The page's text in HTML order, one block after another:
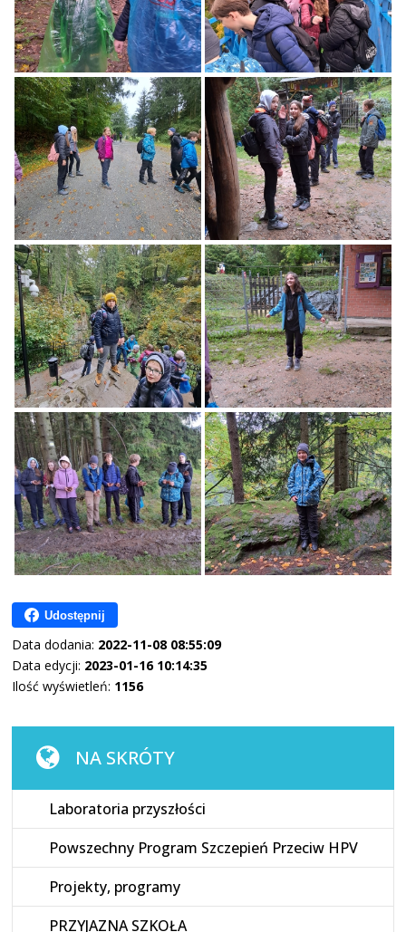
Udostępnij
Data dodania: 2022-11-08 08:55:09
Data edycji: 2023-01-16 10:14:35
Ilość wyświetleń: 1156
NA SKRÓTY
Laboratoria przyszłości
Powszechny Program Szczepień Przeciw HPV
Projekty, programy
PRZYJAZNA SZKOŁA